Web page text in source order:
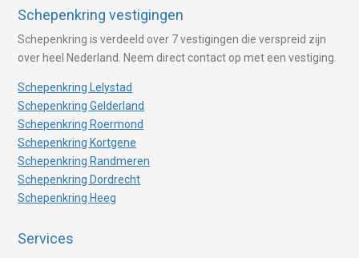
Schepenkring vestigingen
Schepenkring is verdeeld over 7 vestigingen die verspreid zijn
over heel Nederland. Neem direct contact op met een vestiging.
Schepenkring Lelystad
Schepenkring Gelderland
Schepenkring Roermond
Schepenkring Kortgene
Schepenkring Randmeren
Schepenkring Dordrecht
Schepenkring Heeg
Services